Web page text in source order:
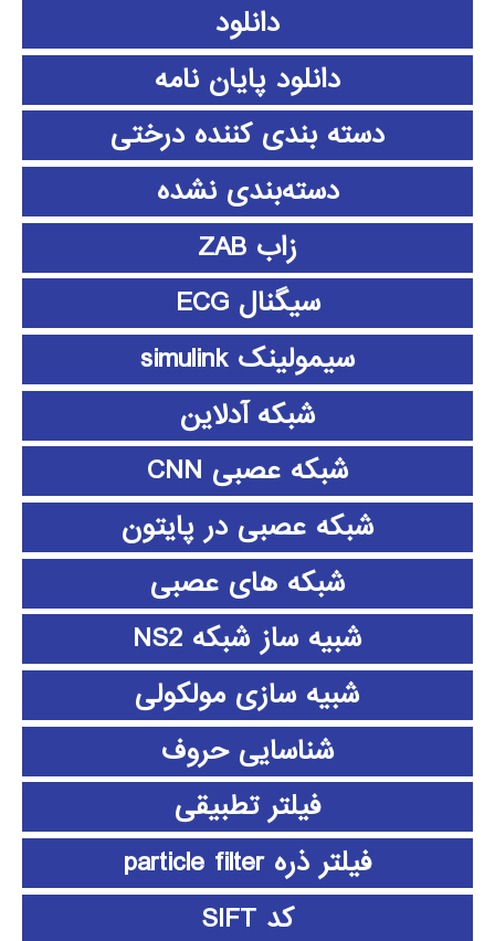
دانلود
دانلود پايان نامه
دسته بندی کننده درختی
دسته‌بندی نشده
زاب ZAB
سیگنال ECG
سیمولینک simulink
شبکه آدلاین
شبکه عصبی CNN
شبکه عصبی در پایتون
شبکه های عصبی
شبیه ساز شبکه NS2
شبیه سازی مولکولی
شناسایی حروف
فیلتر تطبیقی
فیلتر ذره particle filter
کد SIFT